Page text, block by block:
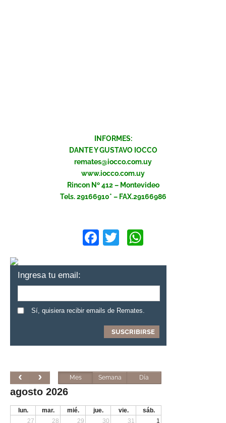
INFORMES:
DANTE Y GUSTAVO IOCCO
remates@iocco.com.uy
www.iocco.com.uy
Rincon Nº 412 – Montevideo
Tels. 29166910* – FAX.29166986
Facebook
Twitter
Ingresa tu email:
Sí, quisiera recibir emails de Remates.
Mes Semana Día
agosto 2026
lun. mar. mié. jue. vie.
sáb.
27
28 29 30 31 1